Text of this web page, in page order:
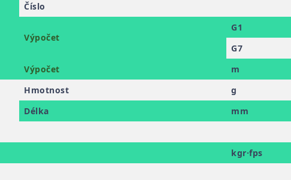
Číslo
Výpočet
G1
G7
Výpočet m
Hmotnost g
Délka
mm
kgr·fps